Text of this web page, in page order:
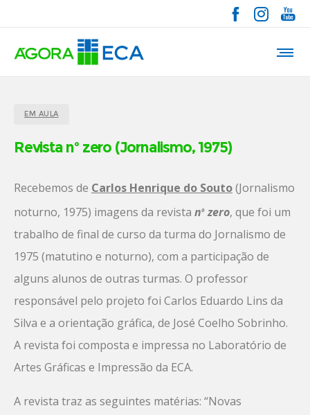
EM AULA
Revista nº zero (Jornalismo, 1975)
Recebemos de Carlos Henrique do Souto(Jornalismo
noturno, 1975) imagens da revista no zero, que foi um
trabalho de final de curso da turma do Jornalismo de
1975 (matutino e noturno), com a participação de
alguns alunos de outras turmas. O professor
responsável pelo projeto foi Carlos Eduardo Lins da
Silva e a orientação gráfica, de José Coelho Sobrinho.
A revista foi composta e impressa no Laboratório de
Artes Gráficas e Impressão da ECA.
A revista traz as seguintes matérias: “Novas